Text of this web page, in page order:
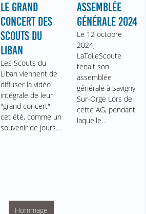
LE GRAND
CONCERT DES
SCOUTS DU
LIBAN
Les Scouts du
Liban viennent de
diffuser la vidéo
intégrale de leur
"grand concert"
cet été, comme un
souvenir de jours…
ASSEMBLÉE
GÉNÉRALE 2024
Le 12 octobre
2024,
LaToileScoute
tenait son
assemblée
générale à Savigny-
Sur-Orge Lors de
cette AG, pendant
laquelle…
Hommage